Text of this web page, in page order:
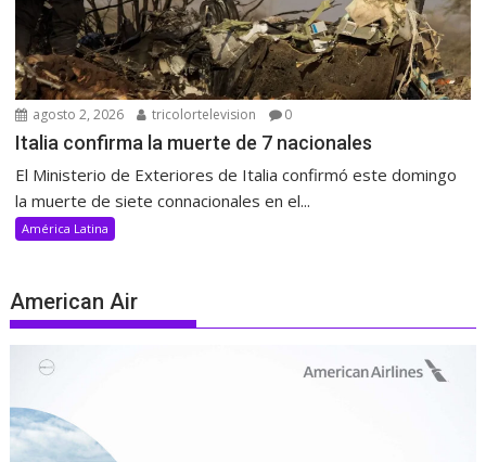
agosto 2, 2026 tricolortelevision 0
Italia confirma la muerte de 7 nacionales
El Ministerio de Exteriores de Italia confirmó este domingo
la muerte de siete connacionales en el...
América Latina
American Air